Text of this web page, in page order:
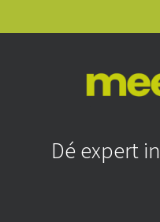
Dé expert in